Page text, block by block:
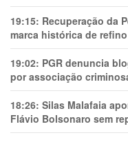
19:15: Recuperação da
marca histórica de
19:02: PGR denuncia
por associação
18:26: Silas Malafaia
Flávio Bolsonaro sem